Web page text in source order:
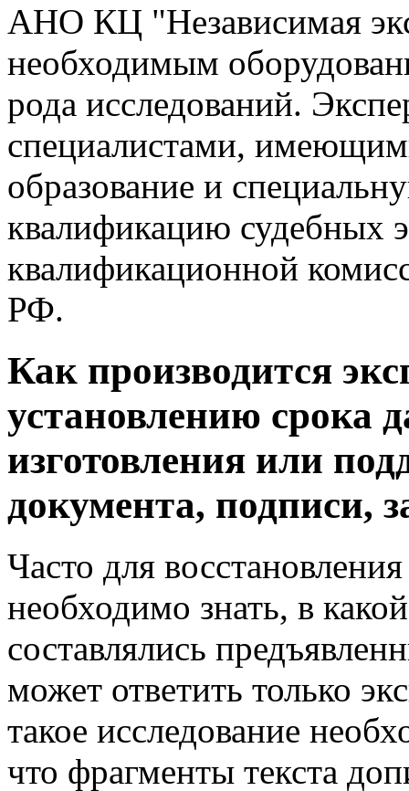
АНО КЦ "Независимая
необходимым
рода исследований.
специалистами,
образование и
квалификацию судебных
квалификационной
РФ.
Как производится
установлению срока
изготовления или
документа, подписи,
Часто для
необходимо знать, в
составлялись
может ответить только
такое исследование
что фрагменты текста